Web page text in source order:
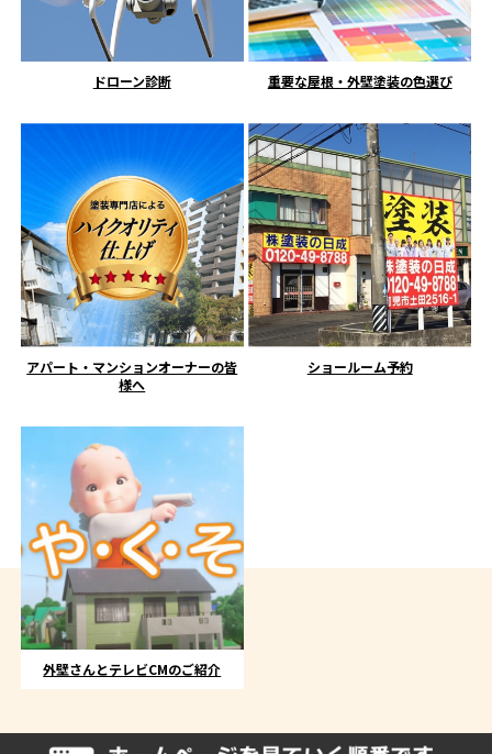
ドローン診断 重要な屋根・外壁塗装の色選び
アパート・マンションオーナーの皆
様へ
ショールーム予約
外壁さんとテレビCMのご紹介